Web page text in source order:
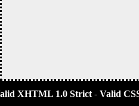
XHTML 1.0 Strict - Valid